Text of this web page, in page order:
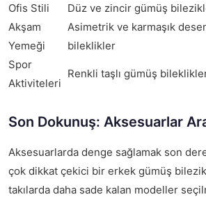
Ofis Stili Düz ve zincir gümüş
Akşam
Yemeği
Asimetrik ve karmaşık
bileklikler
Spor
Aktiviteleri
Renkli taşlı gümüş
Son Dokunuş: Aksesuarlar
Aksesuarlarda denge sağlamak son
çok dikkat çekici bir erkek gümüş bilezik
takılarda daha sade kalan modeller